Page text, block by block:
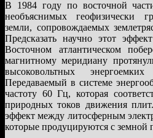
В 1984 году по восточной
необъяснимых геофизически
земли, сопровождаемых
Предсказать научно этот
Восточном атлантическом
магнитному меридиану
высоковольтных
Передаваемый в системе
частоту 60 Гц, которая
природных токов движения
эффект между литосферным
которые продуцируются с земной